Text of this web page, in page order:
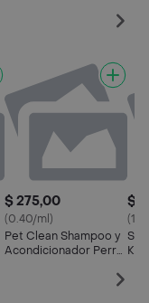
$ 275,00
(0.40/ml)
Pet Clean Shampoo y
Acondicionador Perro
$
Kg